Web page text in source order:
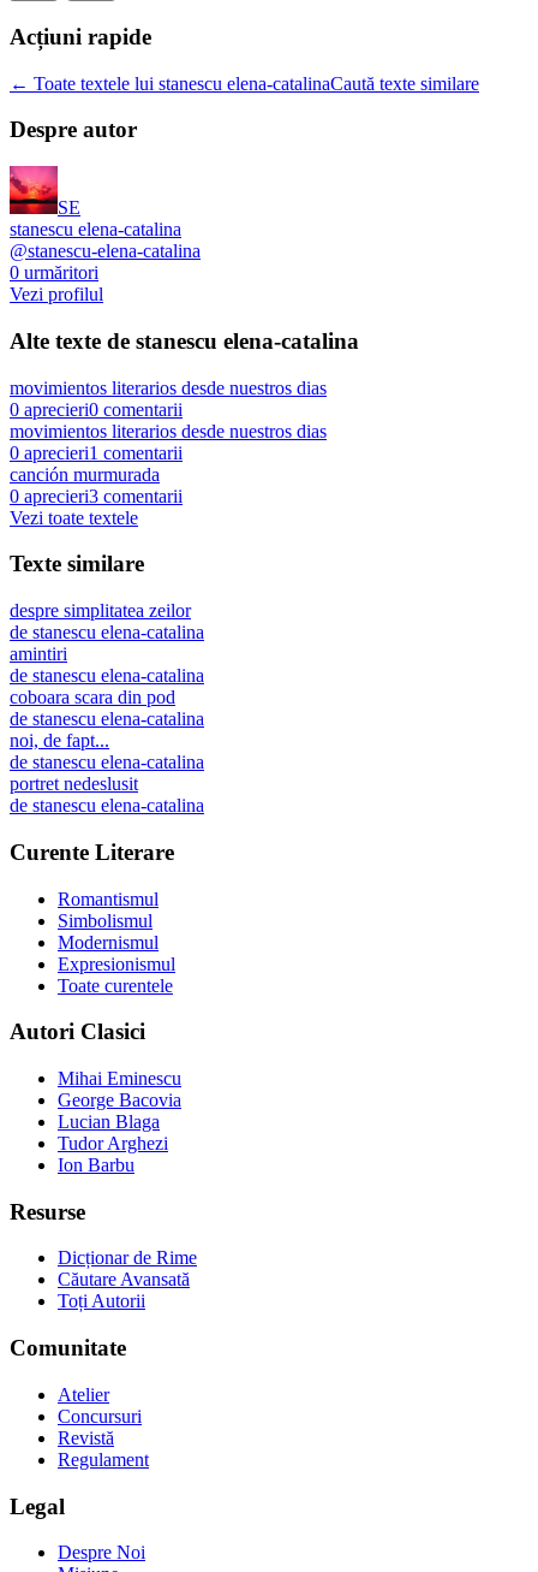
Acțiuni rapide
← Toate textele lui stanescu elena-catalinaCaută texte similare
Despre autor
SE
stanescu elena-catalina
@stanescu-elena-catalina
0 urmăritori
Vezi profilul
Alte texte de stanescu elena-catalina
movimientos literarios desde nuestros dias
0 aprecieri0 comentarii
movimientos literarios desde nuestros dias
0 aprecieri1 comentarii
canción murmurada
0 aprecieri3 comentarii
Vezi toate textele
Texte similare
despre simplitatea zeilor
de stanescu elena-catalina
amintiri
de stanescu elena-catalina
coboara scara din pod
de stanescu elena-catalina
noi, de fapt...
de stanescu elena-catalina
portret nedeslusit
de stanescu elena-catalina
Curente Literare
Romantismul
Simbolismul
Modernismul
Expresionismul
Toate curentele
Autori Clasici
Mihai Eminescu
George Bacovia
Lucian Blaga
Tudor Arghezi
Ion Barbu
Resurse
Dicționar de Rime
Căutare Avansată
Toți Autorii
Comunitate
Atelier
Concursuri
Revistă
Regulament
Legal
Despre Noi